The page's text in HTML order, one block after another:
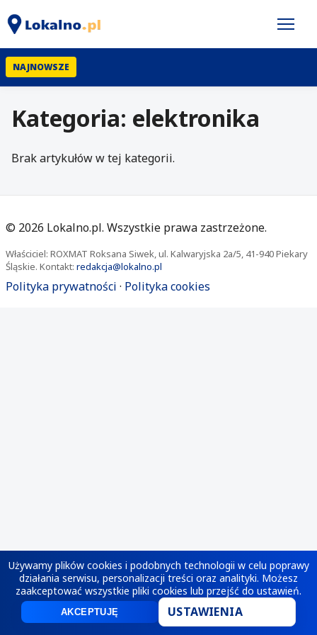
NAJNOWSZE
Kategoria: elektronika
Brak artykułów w tej kategorii.
© 2026 Lokalno.pl. Wszystkie prawa zastrzeżone.
Właściciel: ROXMAT Roksana Siwek, ul. Kalwaryjska 2a/5, 41-940 Piekary
Śląskie. Kontakt: redakcja@lokalno.pl
Polityka prywatności · Polityka cookies
Używamy plików cookies i podobnych technologii w celu poprawy
działania serwisu, personalizacji treści oraz analityki. Możesz
zaakceptować wszystkie pliki cookies lub przejść do ustawień.
AKCEPTUJĘ USTAWIENIA